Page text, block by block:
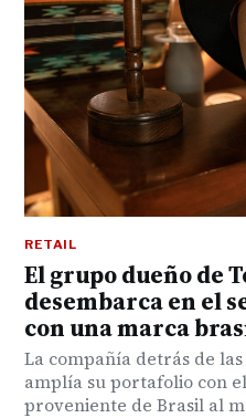
RETAIL
El grupo dueño de
desembarca en el
con una marca
La compañía detrás de
amplía su portafolio con
proveniente de Brasil al